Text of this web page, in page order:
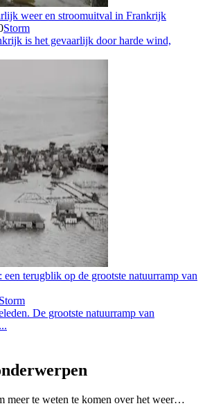
weer en stroomuitval in Frankrijk
Storm
is het gevaarlijk door harde wind,
een terugblik op de grootste natuurramp van
Storm
De grootste natuurramp van
meer te weten te komen over het weer…